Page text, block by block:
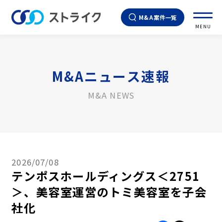
M&A案件一覧
MENU
M&Aニュース速報
M&A NEWS
2026/07/08
テンポスホールディングス＜2751
＞、美容室運営のトミ美容室を子会
社化